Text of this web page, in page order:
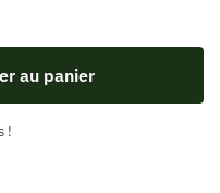
au panier
!